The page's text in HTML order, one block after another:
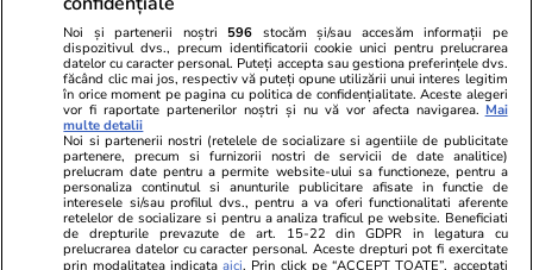
Noi și partenerii noștri 596 stocăm și/sau accesăm informații pe
dispozitivul dvs., precum identificatorii cookie unici pentru prelucrarea
datelor cu caracter personal. Puteți accepta sau gestiona preferințele dvs.
făcând clic mai jos, respectiv vă puteți opune utilizării unui interes legitim
în orice moment pe pagina cu politica de confidențialitate. Aceste alegeri
vor fi raportate partenerilor noștri și nu vă vor afecta navigarea. Mai
multe detalii
Noi si partenerii nostri (retelele de socializare si agentiile de publicitate
partenere, precum si furnizorii nostri de servicii de date analitice)
prelucram date pentru a permite website-ului sa functioneze, pentru a
personaliza continutul si anunturile publicitare afisate in functie de
interesele si/sau profilul dvs., pentru a va oferi functionalitati aferente
retelelor de socializare si pentru a analiza traficul pe website. Beneficiati
de drepturile prevazute de art. 15-22 din GDPR in legatura cu
prelucrarea datelor cu caracter personal. Aceste drepturi pot fi exercitate
prin modalitatea indicataaici. Prin click pe “ACCEPT TOATE”, acceptati